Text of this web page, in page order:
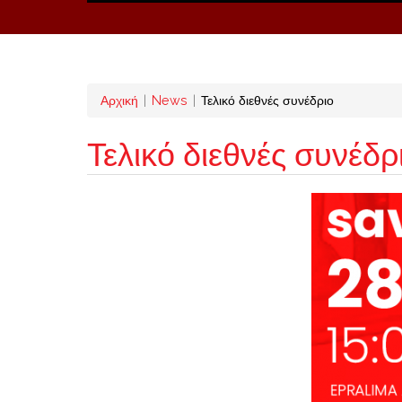
Breadcrumb
Αρχική News Τελικό διεθνές συνέδριο
Τελικό διεθνές